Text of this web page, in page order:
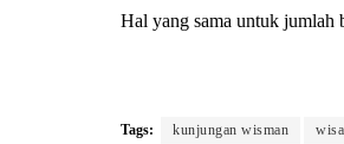
Hal yang sama untuk jumlah
Tags: kunjungan wisman